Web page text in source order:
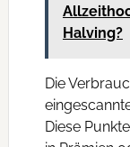
Halving?
Die
Diese